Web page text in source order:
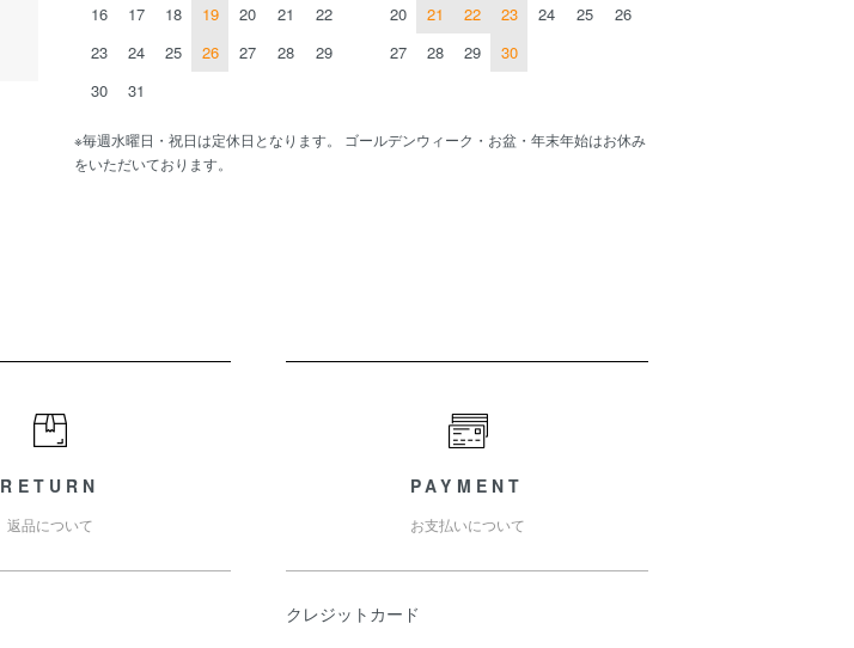
16
17 18 19 20 21
22
23
24 25 26 27 28
29
30
31
20
21 22 23 24 25
26
27
28 29 30
※毎週水曜日・祝日は定休日となります。 ゴールデンウィーク・お盆・年末年始はお休み
をいただいております。
RETURN
返品について
PAYMENT
お支払いについて
クレジットカード